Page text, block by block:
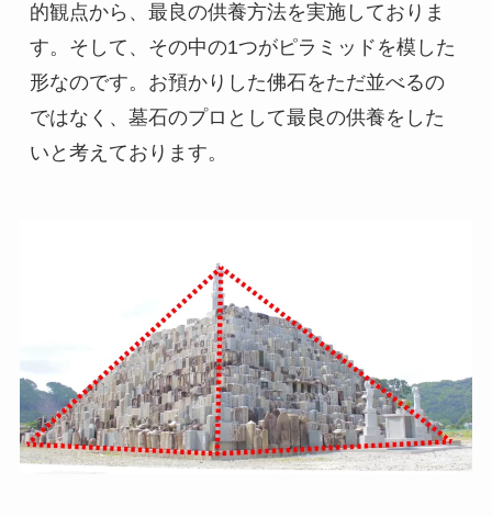
的観点から、最良の供養方法を実施しておりま
す。そして、その中の1つがピラミッドを模した
形なのです。お預かりした佛石をただ並べるの
ではなく、墓石のプロとして最良の供養をした
いと考えております。